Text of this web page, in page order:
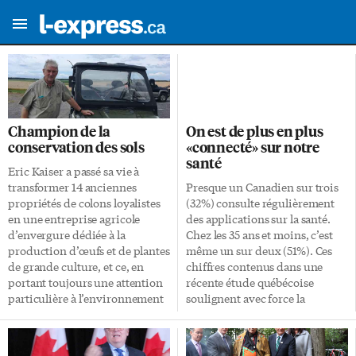
Champion de la
conservation des sols
Eric Kaiser a passé sa vie à
transformer 14 anciennes
propriétés de colons loyalistes
en une entreprise agricole
d’envergure dédiée à la
production d’œufs et de plantes
de grande culture, et ce, en
portant toujours une attention
particulière à l’environnement
2017, ses efforts lui ont valu le
prix Champion de l’Association
On est de plus en plus
«connecté» sur notre
santé
Presque un Canadien sur trois
(32%) consulte régulièrement
des applications sur la santé.
Chez les 35 ans et moins, c’est
même un sur deux (51%). Ces
chiffres contenus dans une
récente étude québécoise
soulignent avec force la
mais passent sous silence la
difficulté d’une certaine